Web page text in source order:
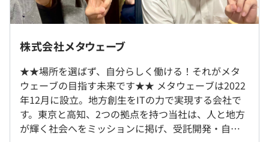
オブジェクト指向、ウォーターフォール、アジャイル
将来的には、東京都、神奈川県、埼玉県、千葉県を中心と
したプロジェクト先での勤務となります。
案件によっては完在宅勤務／フルリモート勤務が可能で
す。
就業場所の変更範囲
＜雇入時＞
東京、その他顧客先、および自宅
①9:00〜18:00
②10:00〜19:00
株式会社メタウェーブ
★★場所を選ばず、自分らしく働ける！それがメタ
ウェーブの目指す未来です★★ メタウェーブは2022
年12月に設立。地方創生をITの力で実現する会社で
す。東京と高知、2つの拠点を持つ当社は、人と地方
が輝く社会へをミッションに掲げ、受託開発・自社